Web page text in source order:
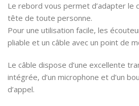
Le rebord vous permet d’adapter le
tête de toute personne.
Pour une utilisation facile, les
pliable et un câble avec un point de
Le câble dispose d’une excellente
intégrée, d’un microphone et d’un
d’appel.